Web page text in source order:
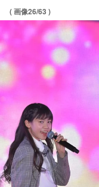
( 画像26/63 )